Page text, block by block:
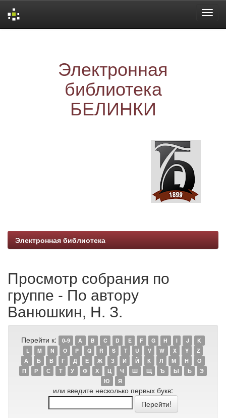
Электронная
библиотека
БЕЛИНКИ
Электронная библиотека
Просмотр собрания по
группе - По автору
Ванюшкин, Н. З.
Перейти к: 0-9 A B C D E F G H I J
K
L
M N O P Q R S T U V W X Y
Z
А
Б В Г Д Е Ж З И Й К Л М Н
О
П
Р С Т У Ф Х Ц Ч Ш Щ Ъ Ы Ь
Э
Ю
Я
или введите несколько первых букв: